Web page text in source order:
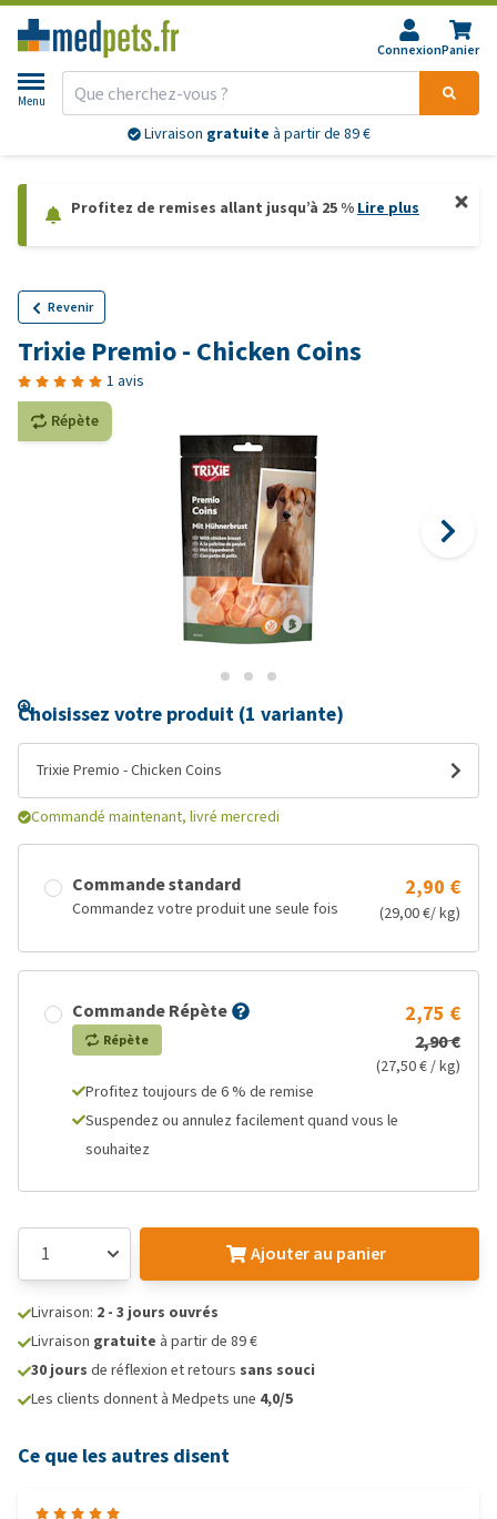
ConnexionPanier
Menu
Livraison gratuite à partir de 89 €
Profitez de remises allant jusqu’à 25 % Lire plus
Revenir
Trixie Premio - Chicken Coins
1 avis
Répète
Choisissez votre produit (1 variante)
Trixie Premio - Chicken Coins
Commandé maintenant, livré mercredi
Commande standard
Commandez votre produit une seule fois
2,90 €
(29,00 €/ kg)
Commande Répète
Répète
2,75 €
2,90 €
(27,50 € / kg)
Profitez toujours de 6 % de remise
Suspendez ou annulez facilement quand vous le
souhaitez
Ajouter au panier
Livraison: 2 - 3 jours ouvrés
Livraison gratuite à partir de 89 €
30 jours de réflexion et retours sans souci
Les clients donnent à Medpets une 4,0/5
Ce que les autres disent